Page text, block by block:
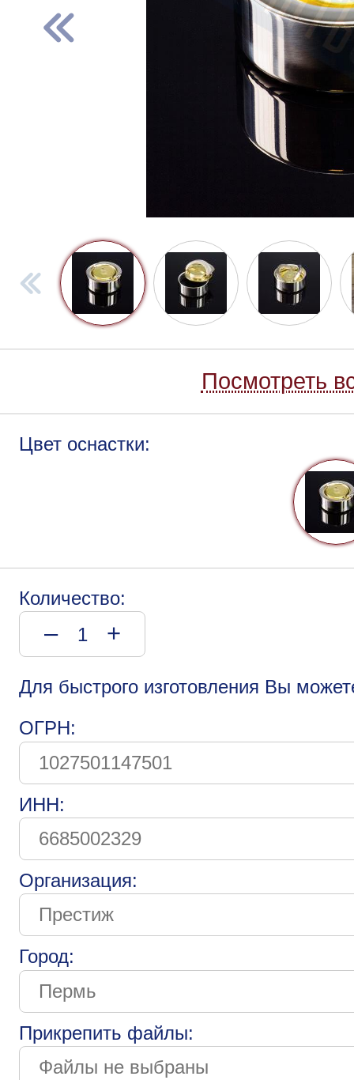
Посмотреть
Цвет оснастки:
Количество:
– +
Для быстрого изготовления Вы
ОГРН:
ИНН:
Организация:
Город:
Прикрепить файлы: